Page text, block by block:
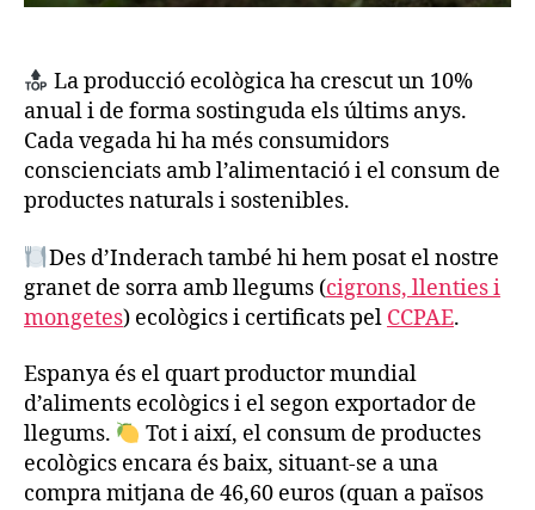
La producció ecològica ha crescut un 10%
anual i de forma sostinguda els últims anys.
Cada vegada hi ha més consumidors
conscienciats amb l’alimentació i el consum de
productes naturals i sostenibles.
Des d’Inderach també hi hem posat el nostre
granet de sorra amb llegums (cigrons, llenties i
mongetes) ecològics i certificats pel CCPAE.
Espanya és el quart productor mundial
d’aliments ecològics i el segon exportador de
llegums.
Tot i així, el consum de productes
ecològics encara és baix, situant-se a una
compra mitjana de 46,60 euros (quan a països